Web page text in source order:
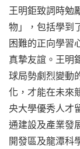
王明鉅致詞時勉
物」，包括學到
困難的正向學習
真摯友誼。王明
球局勢劇烈變動
化，才能在未來
央大學優秀人才
通建設及產業發
開發區及龍潭科